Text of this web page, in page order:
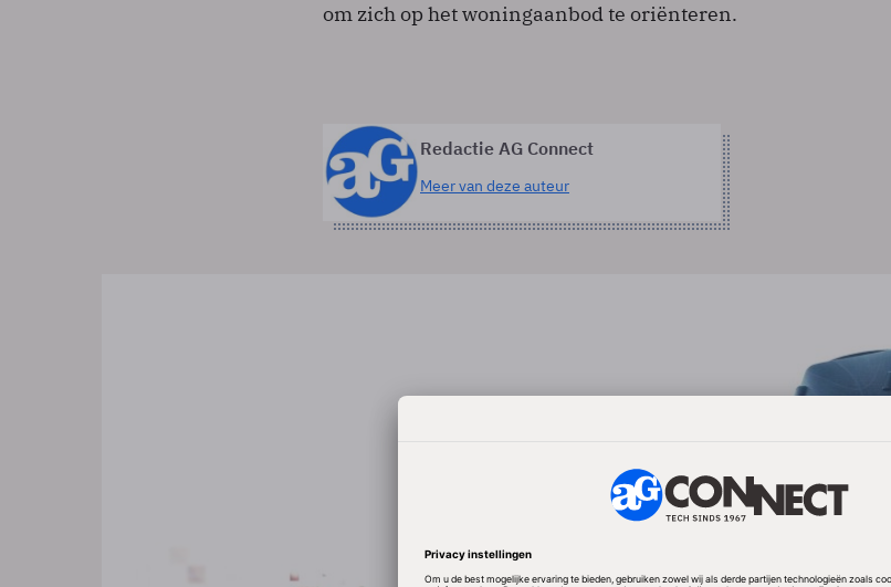
om zich op het woningaanbod te oriënteren.
Redactie AG Connect
Meer van deze auteur